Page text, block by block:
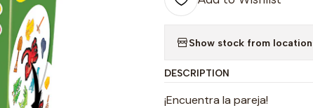
Show stock from
DESCRIPTION
¡Encuentra la pareja!